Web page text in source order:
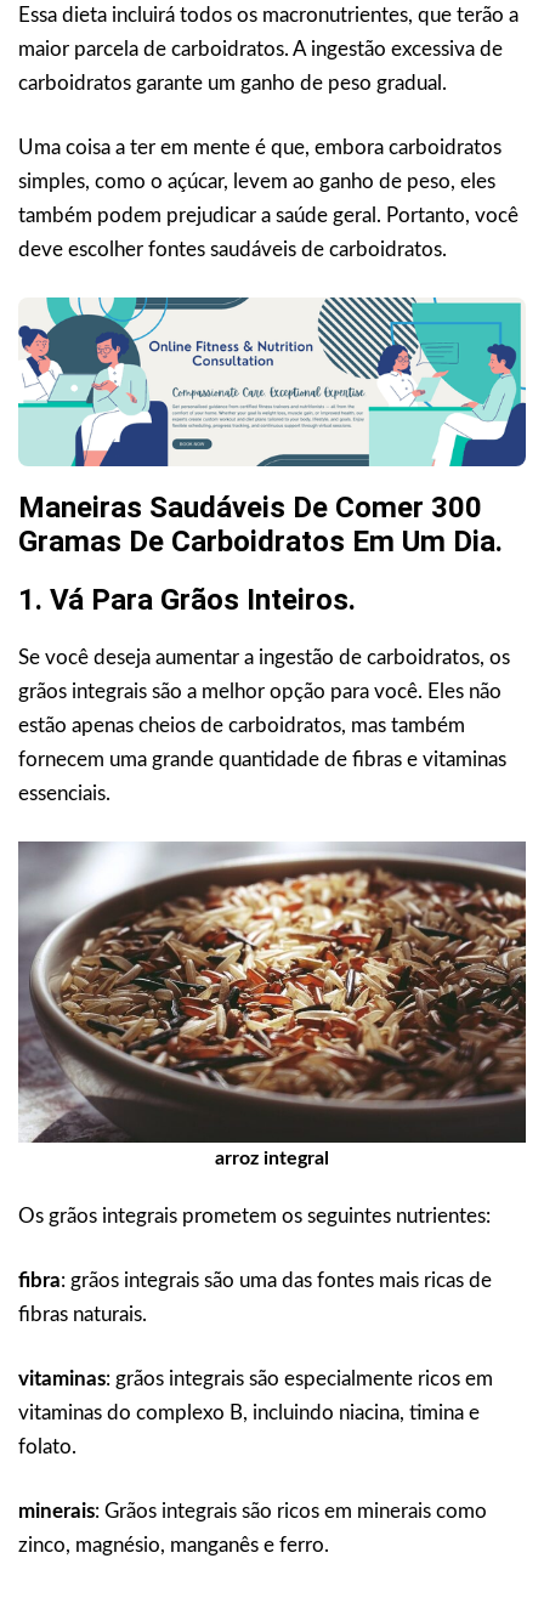
Essa dieta incluirá todos os macronutrientes, que terão a
maior parcela de carboidratos. A ingestão excessiva de
carboidratos garante um ganho de peso gradual.
Uma coisa a ter em mente é que, embora carboidratos
simples, como o açúcar, levem ao ganho de peso, eles
também podem prejudicar a saúde geral. Portanto, você
deve escolher fontes saudáveis de carboidratos.
Maneiras Saudáveis De Comer 300
Gramas De Carboidratos Em Um Dia.
1. Vá Para Grãos Inteiros.
Se você deseja aumentar a ingestão de carboidratos, os
grãos integrais são a melhor opção para você. Eles não
estão apenas cheios de carboidratos, mas também
fornecem uma grande quantidade de fibras e vitaminas
essenciais.
arroz integral
Os grãos integrais prometem os seguintes nutrientes:
fibra: grãos integrais são uma das fontes mais ricas de
fibras naturais.
vitaminas: grãos integrais são especialmente ricos em
vitaminas do complexo B, incluindo niacina, timina e
folato.
minerais: Grãos integrais são ricos em minerais como
zinco, magnésio, manganês e ferro.